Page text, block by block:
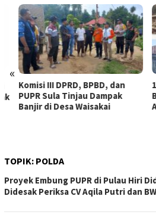
«
Komisi III DPRD, BPBD, dan
PUPR Sula Tinjau Dampak
Banjir di Desa Waisakai
18
TOPIK: POLDA
Proyek Embung PUPR di Pulau Hiri
Didesak Periksa CV Aqila Putri dan